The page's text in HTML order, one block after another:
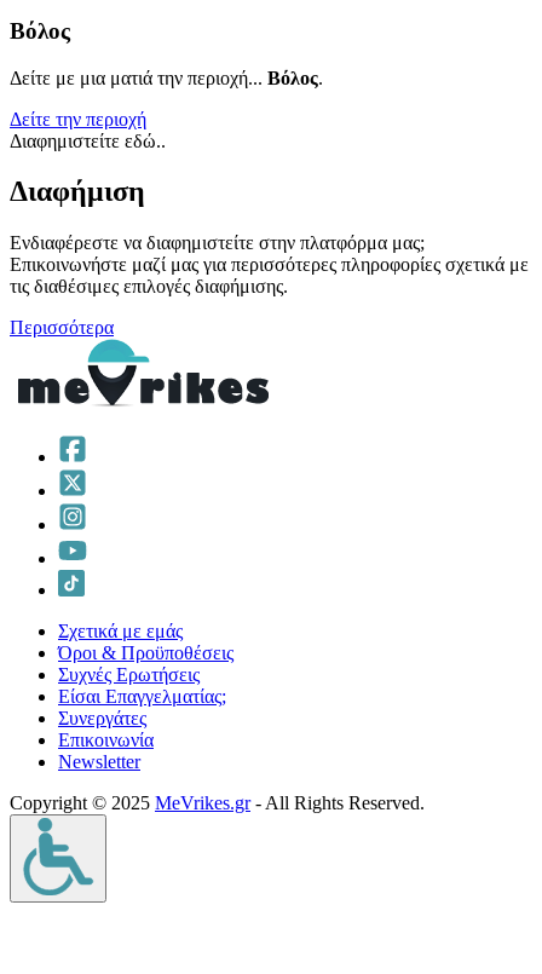
Βόλος
Δείτε με μια ματιά την περιοχή... Βόλος.
Δείτε την περιοχή
Διαφημιστείτε εδώ..
Διαφήμιση
Ενδιαφέρεστε να διαφημιστείτε στην πλατφόρμα μας;
Επικοινωνήστε μαζί μας για περισσότερες πληροφορίες σχετικά με
τις διαθέσιμες επιλογές διαφήμισης.
Περισσότερα
Σχετικά με εμάς
Όροι & Προϋποθέσεις
Συχνές Ερωτήσεις
Είσαι Επαγγελματίας;
Συνεργάτες
Επικοινωνία
Νewsletter
Copyright © 2025 MeVrikes.gr- All Rights Reserved.